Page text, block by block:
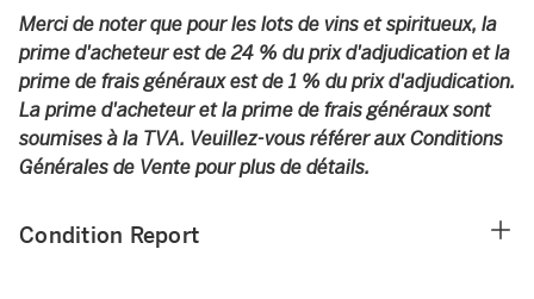
Merci de noter que pour les lots de vins et spiritueux, la
prime d'acheteur est de 24 % du prix d'adjudication et la
prime de frais généraux est de 1 % du prix d'adjudication.
La prime d'acheteur et la prime de frais généraux sont
soumises à la TVA. Veuillez-vous référer aux Conditions
Générales de Vente pour plus de détails.
Condition Report